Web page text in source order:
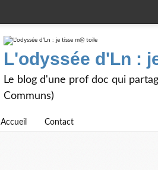
L'odyssée d'Ln :
Le blog d'une prof doc qui
Communs)
Accueil Contact